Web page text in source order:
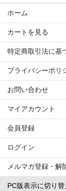
ホーム
カートを見る
特定商取引法に基
プライバシーポリ
お問い合わせ
マイアカウント
会員登録
ログイン
メルマガ登録・解
PC版表示に切り替